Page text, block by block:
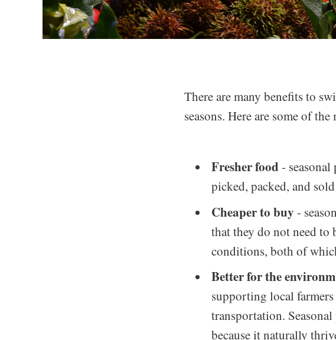
There are many benefits to
seasons. Here are some of
Fresher food-
picked, packed, and
Cheaper to buy -
that they do not need
conditions, both of
Better for the
supporting local
transportation.
because it naturally